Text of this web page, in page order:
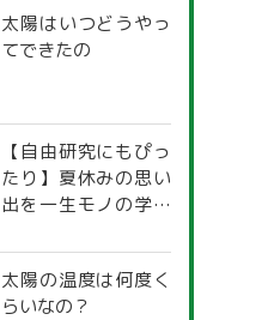
太陽はいつどうやっ
てできたの
【自由研究にもぴっ
たり】夏休みの思い
出を一生モノの学び
探究ガイド
太陽の温度は何度く
らいなの？